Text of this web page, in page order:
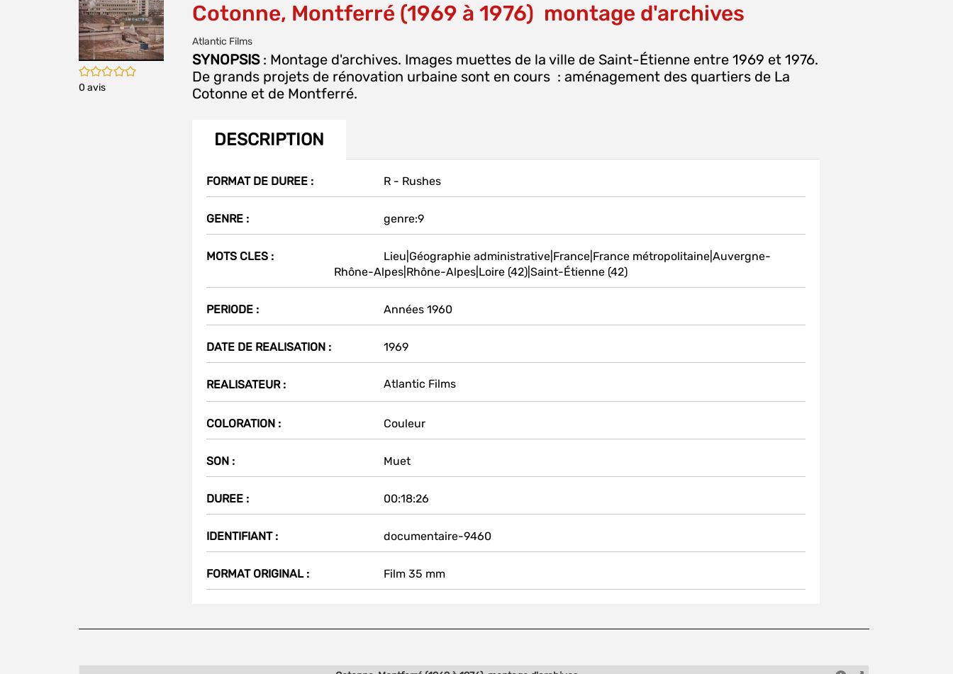
/5
0 avis
Cotonne, Montferré (1969 à 1976)  montage d'archives
Atlantic Films
SYNOPSIS: Montage d'archives. Images muettes de la ville de Saint-Étienne entre 1969 et 1976.
De grands projets de rénovation urbaine sont en cours : aménagement des quartiers de La
Cotonne et de Montferré.
DESCRIPTION
FORMAT DE DUREE : R - Rushes
GENRE : genre:9
MOTS CLES :
Lieu|Géographie administrative|France|France métropolitaine|Auvergne-
Rhône-Alpes|Rhône-Alpes|Loire (42)|Saint-Étienne (42)
PERIODE : Années 1960
DATE DE REALISATION : 1969
REALISATEUR : Atlantic Films
COLORATION : Couleur
SON : Muet
DUREE : 00:18:26
IDENTIFIANT : documentaire-9460
FORMAT ORIGINAL : Film 35 mm